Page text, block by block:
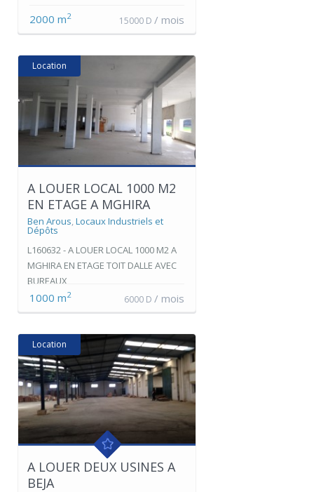
2000 m2 15000 D / mois
Location
A LOUER LOCAL 1000 M2
EN ETAGE A MGHIRA
Ben Arous,Locaux Industriels et
Dépôts
L160632 - A LOUER LOCAL 1000 M2 A
MGHIRA EN ETAGE TOIT DALLE AVEC
BUREAUX
1000 m2 6000 D / mois
Location
A LOUER DEUX USINES A
BEJA